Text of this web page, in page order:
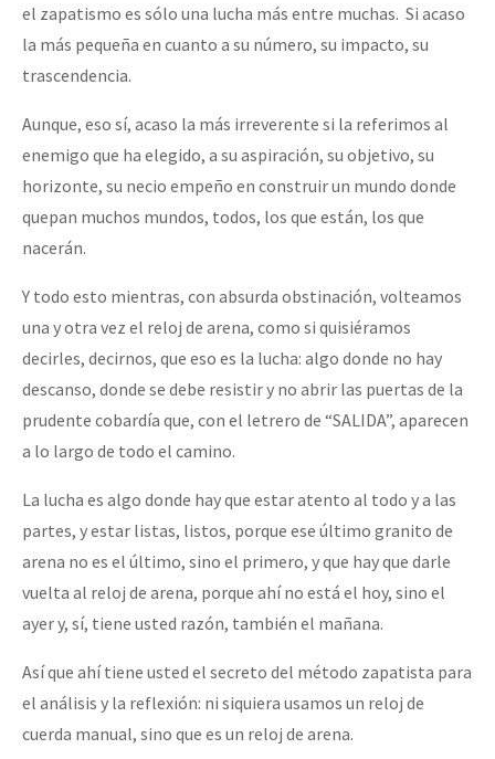
el zapatismo es sólo una lucha más entre muchas. Si acaso
la más pequeña en cuanto a su número, su impacto, su
trascendencia.
Aunque, eso sí, acaso la más irreverente si la referimos al
enemigo que ha elegido, a su aspiración, su objetivo, su
horizonte, su necio empeño en construir un mundo donde
quepan muchos mundos, todos, los que están, los que
nacerán.
Y todo esto mientras, con absurda obstinación, volteamos
una y otra vez el reloj de arena, como si quisiéramos
decirles, decirnos, que eso es la lucha: algo donde no hay
descanso, donde se debe resistir y no abrir las puertas de la
prudente cobardía que, con el letrero de “SALIDA”, aparecen
a lo largo de todo el camino.
La lucha es algo donde hay que estar atento al todo y a las
partes, y estar listas, listos, porque ese último granito de
arena no es el último, sino el primero, y que hay que darle
vuelta al reloj de arena, porque ahí no está el hoy, sino el
ayer y, sí, tiene usted razón, también el mañana.
Así que ahí tiene usted el secreto del método zapatista para
el análisis y la reflexión: ni siquiera usamos un reloj de
cuerda manual, sino que es un reloj de arena.